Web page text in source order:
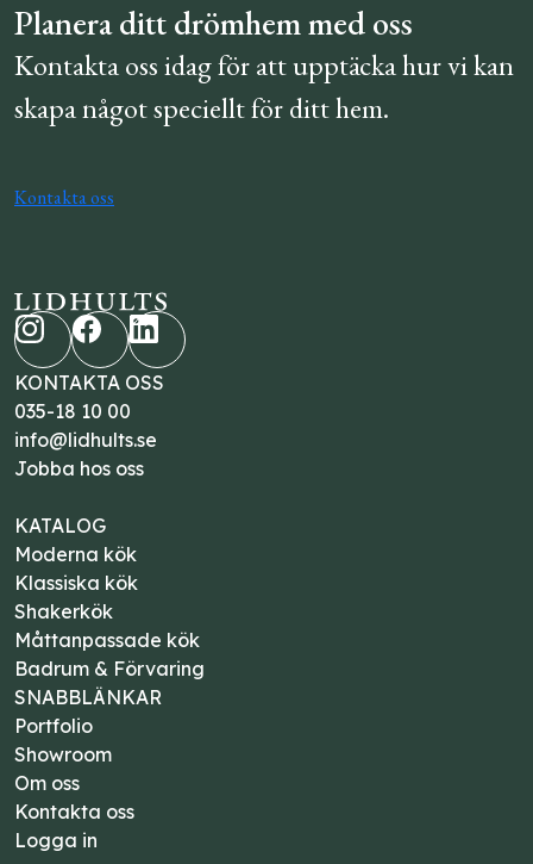
Planera ditt drömhem med oss
Kontakta oss idag för att upptäcka hur vi kan
skapa något speciellt för ditt hem.
Kontakta oss
KONTAKTA OSS
035-18 10 00
info@lidhults.se
Jobba hos oss
KATALOG
Moderna kök
Klassiska kök
Shakerkök
Måttanpassade kök
Badrum & Förvaring
SNABBLÄNKAR
Portfolio
Showroom
Om oss
Kontakta oss
Logga in